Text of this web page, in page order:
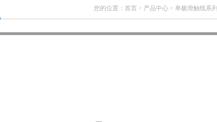
您的位置： 首页 > 产品中心 > 单极滑触线系列